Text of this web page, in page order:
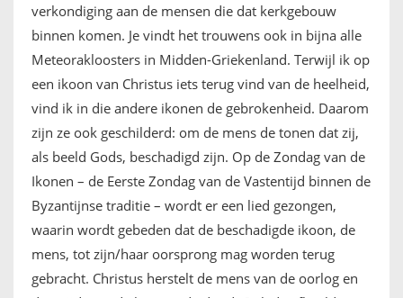
verkondiging aan de mensen die dat kerkgebouw
binnen komen. Je vindt het trouwens ook in bijna alle
Meteorakloosters in Midden-Griekenland. Terwijl ik op
een ikoon van Christus iets terug vind van de heelheid,
vind ik in die andere ikonen de gebrokenheid. Daarom
zijn ze ook geschilderd: om de mens de tonen dat zij,
als beeld Gods, beschadigd zijn. Op de Zondag van de
Ikonen – de Eerste Zondag van de Vastentijd binnen de
Byzantijnse traditie – wordt er een lied gezongen,
waarin wordt gebeden dat de beschadigde ikoon, de
mens, tot zijn/haar oorsprong mag worden terug
gebracht. Christus herstelt de mens van de oorlog en